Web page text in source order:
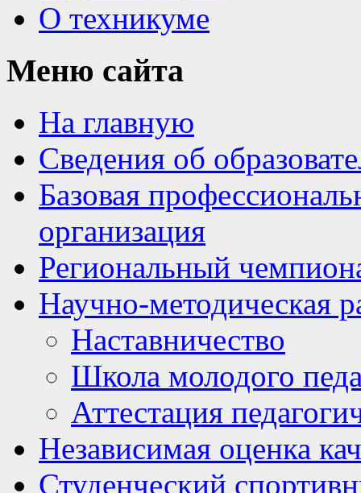
О техникуме
Меню сайта
На главную
Сведения об
Базовая
организация
Региональный
Научно-методическая
Наставничество
Школа молодого
Аттестация
Независимая оценка
Студенческий